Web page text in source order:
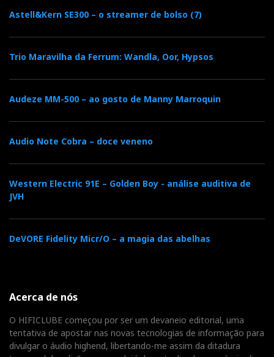
Astell&Kern SE300 – o streamer de bolso (7)
Trio Maravilha da Ferrum: Wandla, Oor, Hypsos
Audeze MM-500 – ao gosto de Manny Marroquin
Audio Note Cobra – doce veneno
Western Electric 91E – Golden Boy - análise auditiva de
JVH
DeVORE Fidelity Micr/O – a magia das abelhas
Acerca de nós
O HIFICLUBE começou por ser um devaneio editorial, uma
tentativa de apostar nas novas tecnologias de informação para
divulgar o áudio highend, libertando-me assim da ditadura